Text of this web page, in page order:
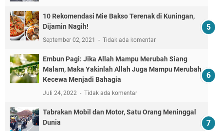
10 Rekomendasi Mie Bakso Terenak di Kuningan,
Dijamin Nagih!
September 02, 2021 Tidak ada komentar
Embun Pagi: Jika Allah Mampu Merubah Siang
Malam, Maka Yakinlah Allah Juga Mampu Merubah
Kecewa Menjadi Bahagia
Juli 24, 2022 Tidak ada komentar
Tabrakan Mobil dan Motor, Satu Orang Meninggal
Dunia